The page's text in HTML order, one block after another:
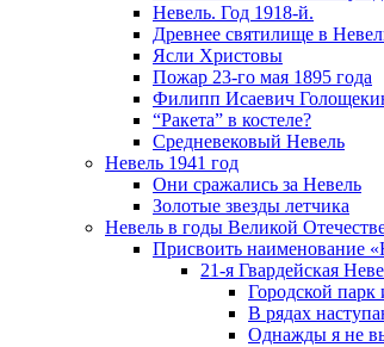
Невель. Год 1918-й.
Древнее святилище в
Ясли Христовы
Пожар 23-го мая 1895 года
Филипп Исаевич
“Ракета” в костеле?
Средневековый Невель
Невель 1941 год
Они сражались за Невель
Золотые звезды летчика
Невель в годы Великой
Присвоить
21-я Гвардейская
Городской парк
В рядах
Однажды я не